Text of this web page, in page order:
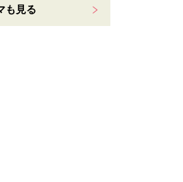
も見る